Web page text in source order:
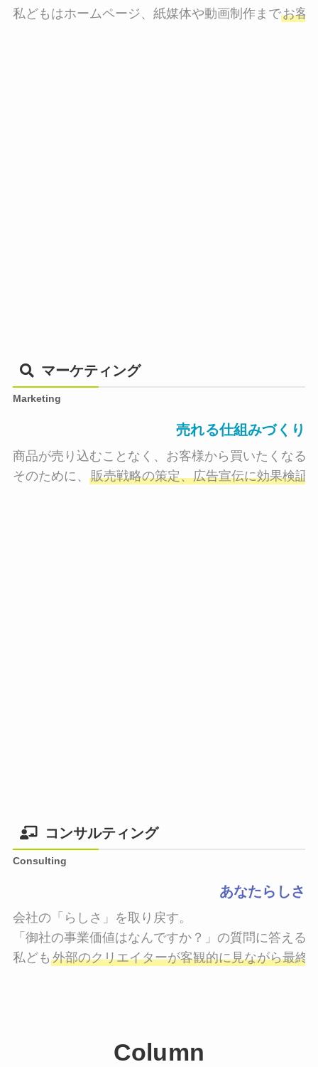
私どもはホームページ、紙媒体や動画制作までお客
マーケティング
Marketing
売れる仕組みづくり
商品が売り込むことなく、お客様から買いたくなる
そのために、 販売戦略の策定、広告宣伝に効果検証
コンサルティング
Consulting
あなたらしさ
会社の「らしさ」を取り戻す。
「御社の事業価値はなんですか？」の質問に答える
私ども 外部のクリエイターが客観的に見ながら最終
Column